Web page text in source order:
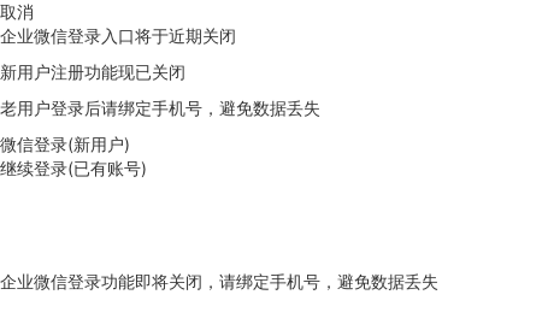
取消
企业微信登录入口将于近期关闭
新用户注册功能现已关闭
老用户登录后请绑定手机号，避免数据丢失
微信登录(新用户)
继续登录(已有账号)
企业微信登录功能即将关闭，请绑定手机号，避免数据丢失